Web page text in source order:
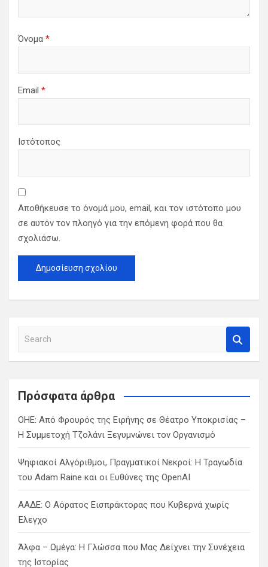
Όνομα *
Email *
Ιστότοπος
Αποθήκευσε το όνομά μου, email, και τον ιστότοπο μου
σε αυτόν τον πλοηγό για την επόμενη φορά που θα
σχολιάσω.
a
c
Πρόσφατα άρθρα
ΟΗΕ: Από Φρουρός της Ειρήνης σε Θέατρο Υποκρισίας –
Η Συμμετοχή Τζολάνι Ξεγυμνώνει τον Οργανισμό
Ψηφιακοί Αλγόριθμοι, Πραγματικοί Νεκροί: Η Τραγωδία
του Adam Raine και οι Ευθύνες της OpenAI
ΑΑΔΕ: Ο Αόρατος Εισπράκτορας που Κυβερνά χωρίς
Έλεγχο
Άλφα – Ωμέγα: Η Γλώσσα που Μας Δείχνει την Συνέχεια
της Ιστορίας